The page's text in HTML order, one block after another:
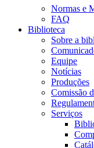
Normas e
FAQ
Biblioteca
Sobre a
Equipe
Notícias
Produções
Comissão
Serviços